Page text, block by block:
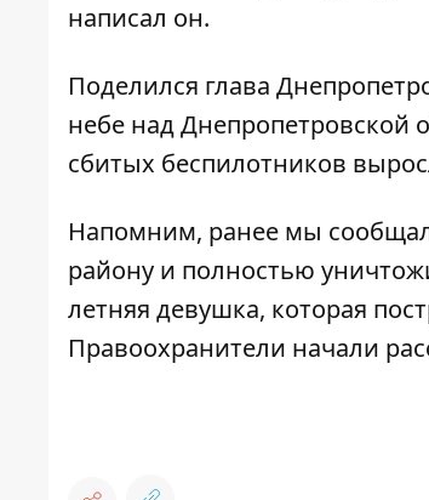
написал он.
Поделился глава
небе над Днепропетровской
сбитых беспилотников
Напомним, ранее мы
району и полностью
летняя девушка, которая
Правоохранители начали